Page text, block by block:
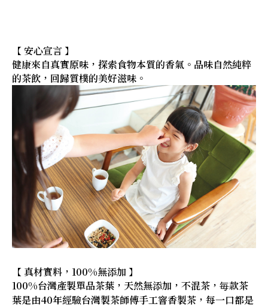
【 安心宣言 】
健康來自真實原味，探索食物本質的香氣。品味自然純粹
的茶飲，回歸質樸的美好滋味。
【 真材實料，100%無添加 】
100%台灣產製單品茶葉，天然無添加，不混茶，毎款茶
葉是由40年經驗台灣製茶師傅手工窨香製茶，每一口都是